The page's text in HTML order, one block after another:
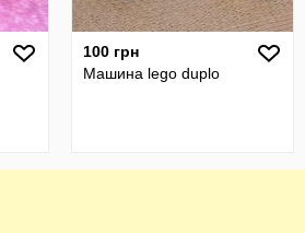
100 грн
Машина lego duplo